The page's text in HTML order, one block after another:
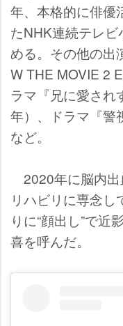
年、本格的に俳優
たNHK連続テレ
める。その他の出
W THE MOVIE 2
ラマ『兄に愛され
年）、ドラマ『警
など。
2020年に脳内出
リハビリに専念
りに“顔出し”で近
喜を呼んだ。